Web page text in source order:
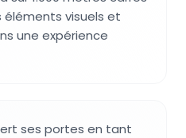
visuels et
une expérience
ses portes en tant